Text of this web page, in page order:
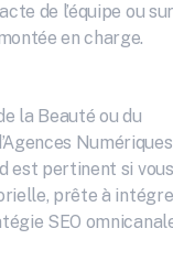
de l’équipe ou sur
en charge.
la Beauté ou du
Numériques
est pertinent si vous
prête à
SEO